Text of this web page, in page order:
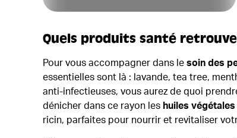
Quels produits santé
Pour vous accompagner dans le soin des
essentielles sont là : lavande, tea tree,
anti-infectieuses, vous aurez de quoi
dénicher dans ce rayon les huiles végétales
ricin, parfaites pour nourrir et revitaliser